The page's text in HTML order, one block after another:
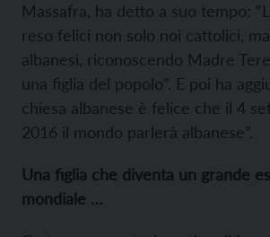
Massafra, ha detto a suo tempo:
reso felici non solo noi cattolici,
albanesi, riconoscendo Madre
una figlia del popolo”. E poi ha
chiesa albanese è felice che il 4
2016 il mondo parlerà albanese”.
Una figlia che diventa un grande
mondiale …